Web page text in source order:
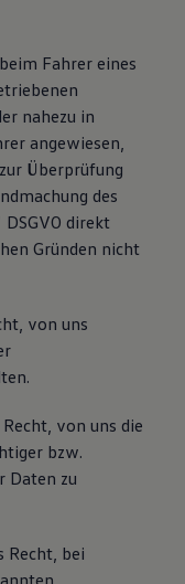
Fahrer eines
nahezu in
angewiesen,
Überprüfung
des
direkt
Gründen nicht
von uns
von uns die
bzw.
Daten zu
Recht, bei